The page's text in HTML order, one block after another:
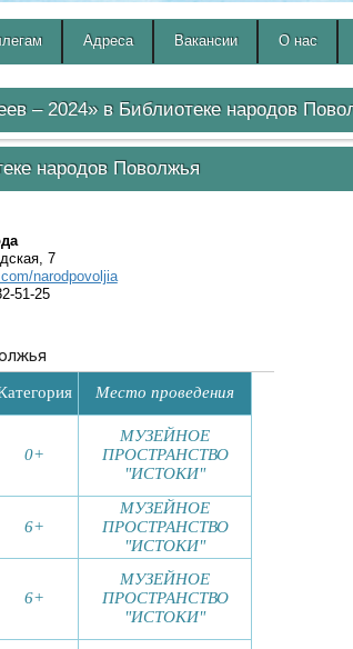
Адреса Вакансии О нас
– 2024» в Библиотеке народов
народов Поволжья
7
narodpovoljia
51-25